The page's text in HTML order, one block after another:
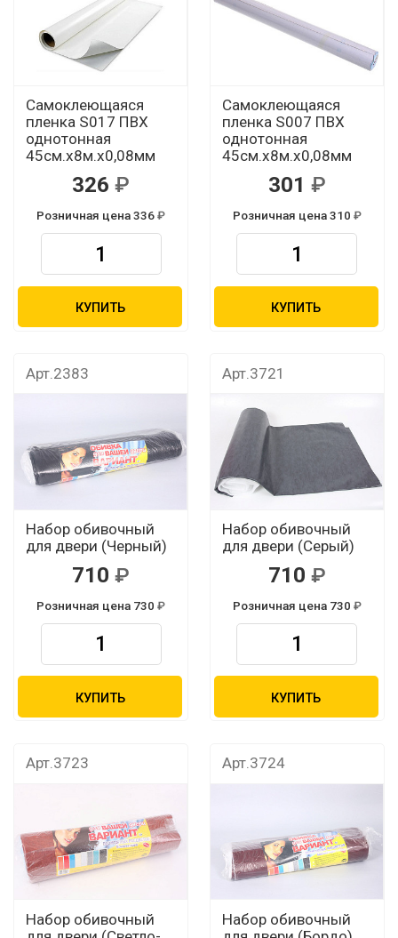
Самоклеющаяся
пленка S017 ПВХ
однотонная
45см.х8м.х0,08мм
326
Розничная цена 336
КУПИТЬ
Самоклеющаяся
пленка S007 ПВХ
однотонная
45см.х8м.х0,08мм
301
Розничная цена 310
КУПИТЬ
Арт.2383
Набор обивочный
для двери (Черный)
710
Розничная цена 730
КУПИТЬ
Арт.3721
Набор обивочный
для двери (Серый)
710
Розничная цена 730
КУПИТЬ
Арт.3723
Набор обивочный
Арт.3724
Набор обивочный